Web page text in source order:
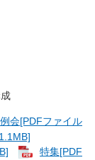
会[PDFファイル
特集[PDF